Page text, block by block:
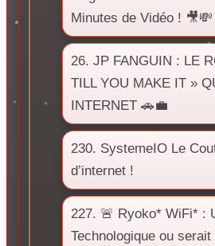
Minutes de Vidéo ! 🎥💸
26. JP FANGUIN : LE
TILL YOU MAKE IT »
INTERNET 🚗💼
230. SystemeIO Le
d’internet !
227. 🚨 Ryoko* WiFi* :
Technologique ou